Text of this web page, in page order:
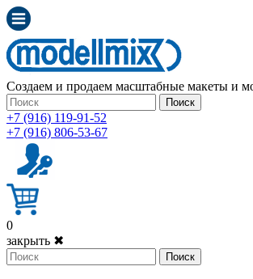
Создаем и продаем масштабные макеты и
Поиск
+7 (916) 119-91-52
+7 (916) 806-53-67
0
закрыть ✖
Поиск